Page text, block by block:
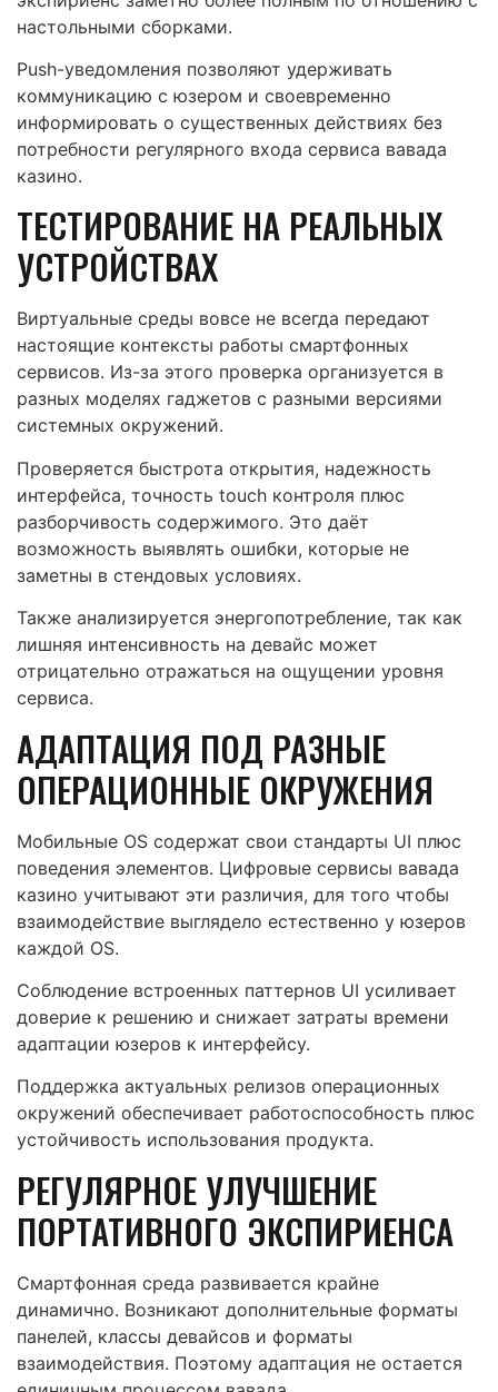
настольными сборками.
Push-уведомления позволяют удерживать
коммуникацию с юзером и своевременно
информировать о существенных действиях без
потребности регулярного входа сервиса вавада
казино.
ТЕСТИРОВАНИЕ НА РЕАЛЬНЫХ
УСТРОЙСТВАХ
Виртуальные среды вовсе не всегда передают
настоящие контексты работы смартфонных
сервисов. Из-за этого проверка организуется в
разных моделях гаджетов с разными версиями
системных окружений.
Проверяется быстрота открытия, надежность
интерфейса, точность touch контроля плюс
разборчивость содержимого. Это даёт
возможность выявлять ошибки, которые не
заметны в стендовых условиях.
Также анализируется энергопотребление, так как
лишняя интенсивность на девайс может
отрицательно отражаться на ощущении уровня
сервиса.
АДАПТАЦИЯ ПОД РАЗНЫЕ
ОПЕРАЦИОННЫЕ ОКРУЖЕНИЯ
Мобильные OS содержат свои стандарты UI плюс
поведения элементов. Цифровые сервисы вавада
казино учитывают эти различия, для того чтобы
взаимодействие выглядело естественно у юзеров
каждой OS.
Соблюдение встроенных паттернов UI усиливает
доверие к решению и снижает затраты времени
адаптации юзеров к интерфейсу.
Поддержка актуальных релизов операционных
окружений обеспечивает работоспособность плюс
устойчивость использования продукта.
РЕГУЛЯРНОЕ УЛУЧШЕНИЕ
ПОРТАТИВНОГО ЭКСПИРИЕНСА
Смартфонная среда развивается крайне
динамично. Возникают дополнительные форматы
панелей, классы девайсов и форматы
взаимодействия. Поэтому адаптация не остается